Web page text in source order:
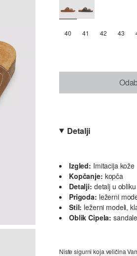
40 41 42 43
Detalji
Izgled: Imitacija kože
Kopčanje: kopča
Detalji: detalj u
Prigoda: ležerni
Stil: ležerni modeli,
Oblik Cipela: sandale
Niste sigurni koja veličina